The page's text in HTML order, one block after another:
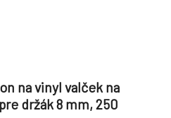
na vinyl valček na
držák 8 mm, 250